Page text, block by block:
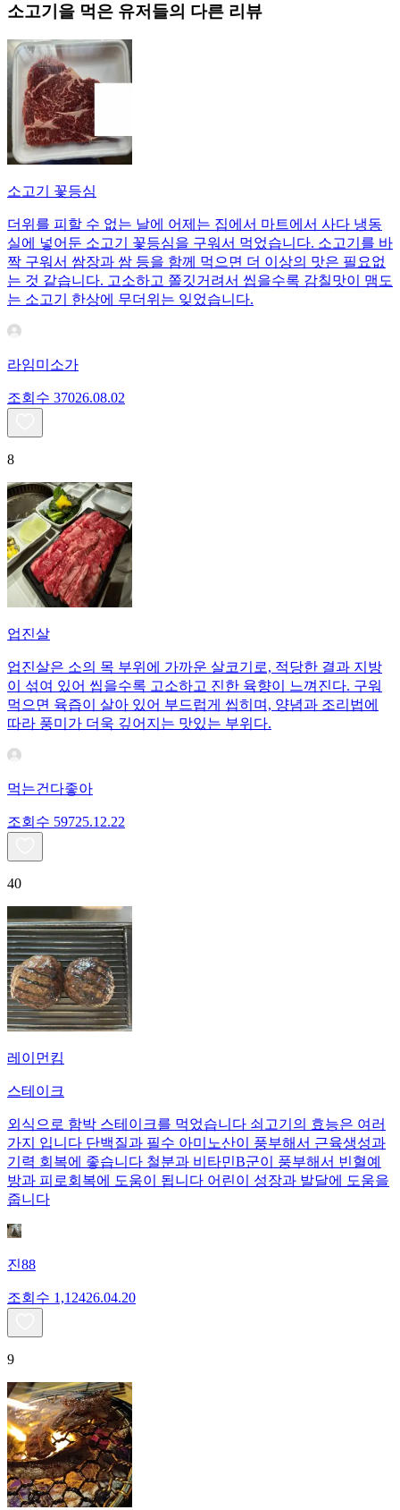
소고기 을 먹은 유저들의 다른 리뷰
소고기 꽃등심
더위를 피할 수 없는 날에 어제는 집에서 마트에서 사다 냉동
실에 넣어둔 소고기 꽃등심을 구워서 먹었습니다. 소고기를 바
짝 구워서 쌈장과 쌈 등을 함께 먹으면 더 이상의 맛은 필요없
는 것 같습니다. 고소하고 쫄깃거려서 씹을수록 감칠맛이 맴도
는 소고기 한상에 무더위는 잊었습니다.
라임미소가
조회수 37026.08.02
8
업진살
업진살은 소의 목 부위에 가까운 살코기로, 적당한 결과 지방
이 섞여 있어 씹을수록 고소하고 진한 육향이 느껴진다. 구워
먹으면 육즙이 살아 있어 부드럽게 씹히며, 양념과 조리법에
따라 풍미가 더욱 깊어지는 맛있는 부위다.
먹는건다좋아
조회수 59725.12.22
40
레이먼킴
스테이크
외식으로 함박 스테이크를 먹었습니다 쇠고기의 효능은 여러
가지 입니다 단백질과 필수 아미노산이 풍부해서 근육생성과
기력 회복에 좋습니다 철분과 비타민B군이 풍부해서 빈혈예
방과 피로회복에 도움이 됩니다 어린이 성장과 발달에 도움을
줍니다
진88
조회수 1,12426.04.20
9